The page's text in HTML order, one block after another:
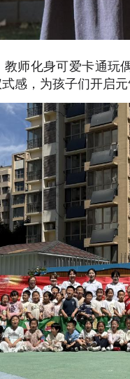
师化身可爱卡通玩
感，为孩子们开启